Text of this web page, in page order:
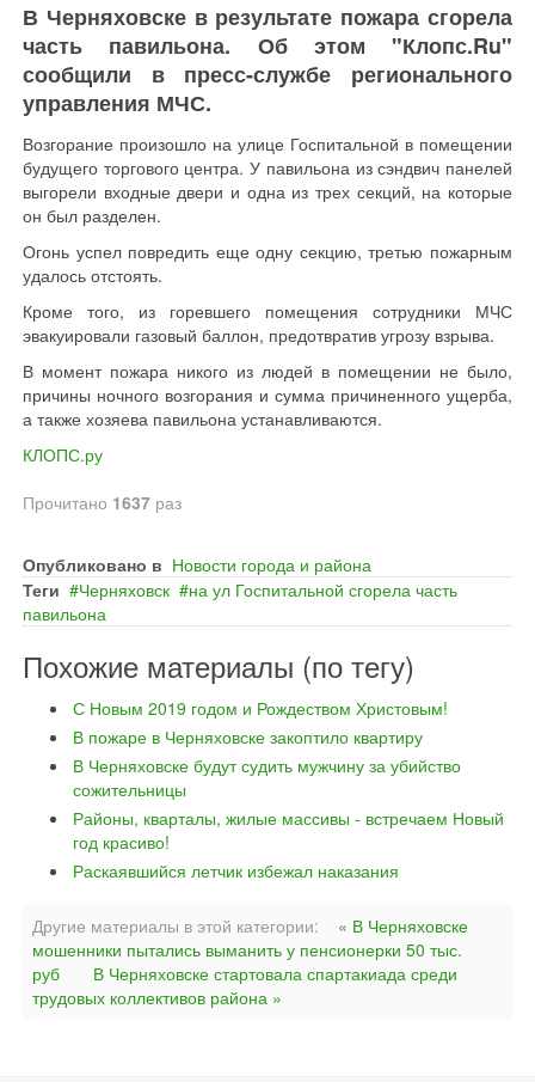
В Черняховске в результате пожара сгорела
часть павильона. Об этом "Клопс.Ru"
сообщили в пресс-службе регионального
управления МЧС.
Возгорание произошло на улице Госпитальной в помещении
будущего торгового центра. У павильона из сэндвич панелей
выгорели входные двери и одна из трех секций, на которые
он был разделен.
Огонь успел повредить еще одну секцию, третью пожарным
удалось отстоять.
Кроме того, из горевшего помещения сотрудники МЧС
эвакуировали газовый баллон, предотвратив угрозу взрыва.
В момент пожара никого из людей в помещении не было,
причины ночного возгорания и сумма причиненного ущерба,
а также хозяева павильона устанавливаются.
КЛОПС.ру
Прочитано 1637 раз
Опубликовано в Новости города и района
Теги
Черняховск
на ул Госпитальной сгорела часть
павильона
Похожие материалы (по тегу)
С Новым 2019 годом и Рождеством Христовым!
В пожаре в Черняховске закоптило квартиру
В Черняховске будут судить мужчину за убийство
сожительницы
Районы, кварталы, жилые массивы - встречаем Новый
год красиво!
Раскаявшийся летчик избежал наказания
Другие материалы в этой категории:
« В Черняховске
мошенники пытались выманить у пенсионерки 50 тыс.
руб
В Черняховске стартовала спартакиада среди
трудовых коллективов района »